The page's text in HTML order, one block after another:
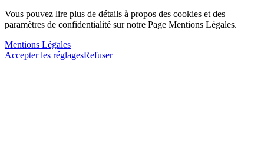
Vous pouvez lire plus de détails à propos des cookies et des
paramètres de confidentialité sur notre Page Mentions Légales.
Mentions Légales
Accepter les réglagesRefuser